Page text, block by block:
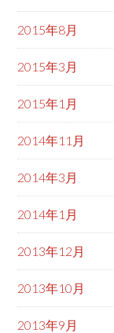
2015年8月
2015年3月
2015年1月
2014年11月
2014年3月
2014年1月
2013年12月
2013年10月
2013年9月